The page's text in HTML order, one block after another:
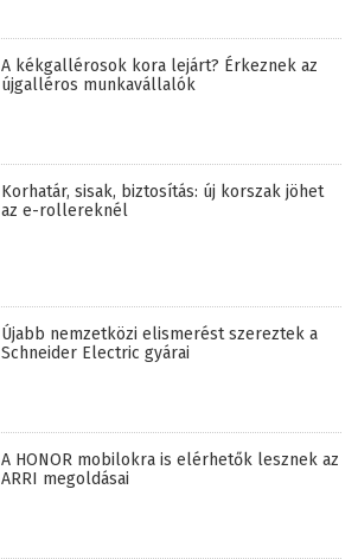
A kékgallérosok kora lejárt? Érkeznek az
újgalléros munkavállalók
Korhatár, sisak, biztosítás: új korszak jöhet
az e-rollereknél
Újabb nemzetközi elismerést szereztek a
Schneider Electric gyárai
A HONOR mobilokra is elérhetők lesznek az
ARRI megoldásai